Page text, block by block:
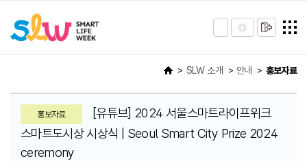
SLW 소개 안내 홍보자료
홍보자료
[유튜브] 2024 서울스마트라이프위크
스마트도시상 시상식 | Seoul Smart City Prize 2024
ceremony